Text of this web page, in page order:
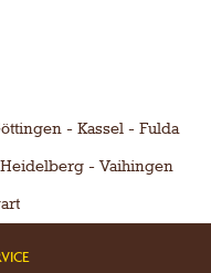
Kassel
Fulda
Heidelberg
Vaihingen